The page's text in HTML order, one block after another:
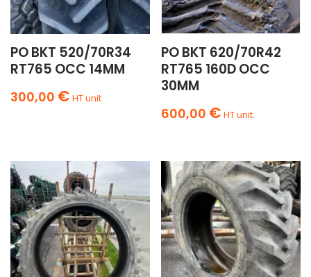
PO BKT 520/70R34
RT765 OCC 14MM
300,00 € HT unit.
PO BKT 620/70R42
RT765 160D OCC
30MM
600,00 € HT unit.